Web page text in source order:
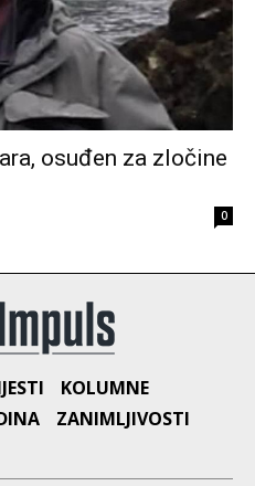
osuđen za zločine
0
KOLUMNE
ZANIMLJIVOSTI